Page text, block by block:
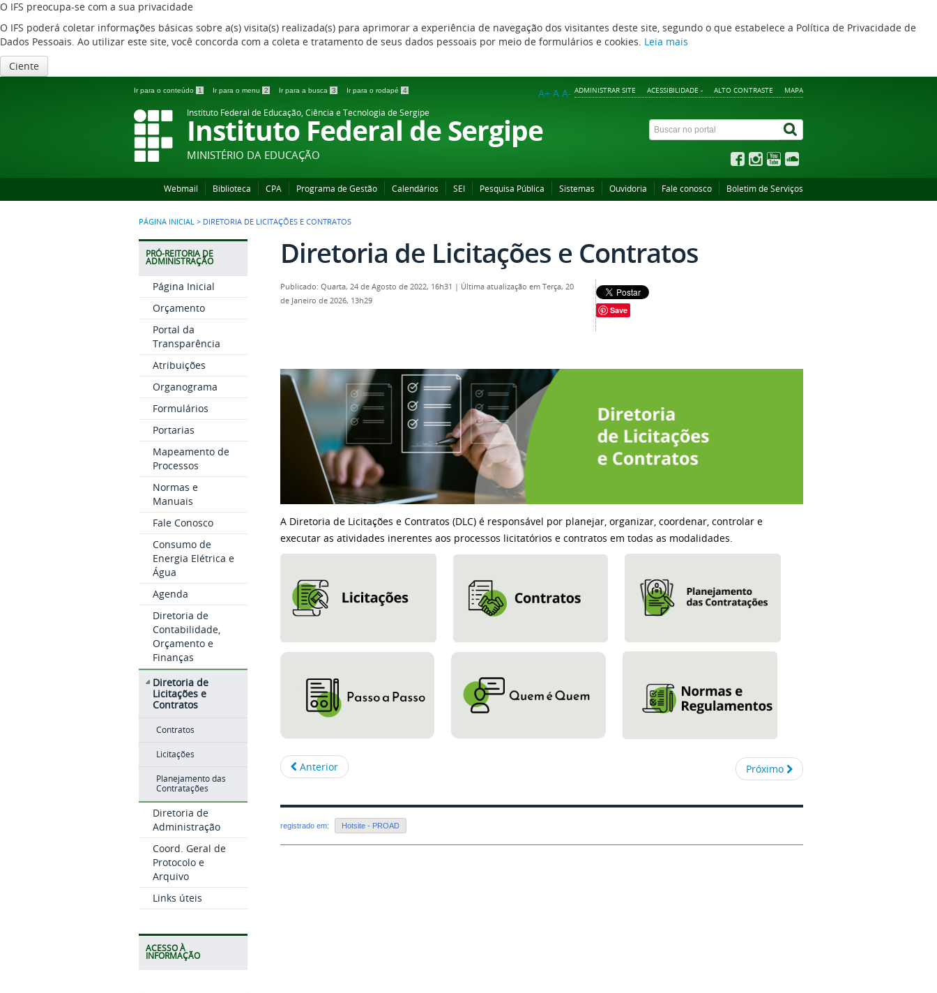
O IFS preocupa-se com a sua privacidade
O IFS poderá coletar informações básicas sobre a(s) visita(s) realizada(s) para aprimorar a experiência de navegação dos visitantes deste site, segundo o que estabelece a Política de Privacidade de
Dados Pessoais. Ao utilizar este site, você concorda com a coleta e tratamento de seus dados pessoais por meio de formulários e cookies. Leia mais
Ciente
Ir para o conteúdo 1 Ir para o menu 2 Ir para a busca 3 Ir para o rodapé 4 ADMINISTRAR SITE ACESSIBILIDADE - ALTO CONTRASTE MAPA
A+ A A-
Instituto Federal de Educação, Ciência e Tecnologia de Sergipe
Instituto Federal de Sergipe
MINISTÉRIO DA EDUCAÇÃO
Webmail Biblioteca CPA Programa de Gestão Calendários SEI Pesquisa Pública Sistemas Ouvidoria Fale conosco Boletim de Serviços
PÁGINA INICIAL > DIRETORIA DE LICITAÇÕES E CONTRATOS
PRÓ-REITORIA DE
ADMINISTRAÇÃO
Página Inicial
Orçamento
Portal da
Transparência
Atribuições
Organograma
Formulários
Portarias
Mapeamento de
Processos
Normas e
Manuais
Fale Conosco
Consumo de
Energia Elétrica e
Água
Agenda
Diretoria de
Contabilidade,
Orçamento e
Finanças
Diretoria de
Licitações e
Contratos
Contratos
Licitações
Planejamento das
Contratações
Diretoria de
Administração
Coord. Geral de
Protocolo e
Arquivo
Links úteis
ACESSO À
INFORMAÇÃO
Diretoria de Licitações e Contratos
Publicado: Quarta, 24 de Agosto de 2022, 16h31 | Última atualização em Terça, 20
de Janeiro de 2026, 13h29
Save
A Diretoria de Licitações e Contratos (DLC) é responsável por planejar, organizar, coordenar, controlar e
executar as atividades inerentes aos processos licitatórios e contratos em todas as modalidades.
Anterior Próximo
registrado em: Hotsite - PROAD